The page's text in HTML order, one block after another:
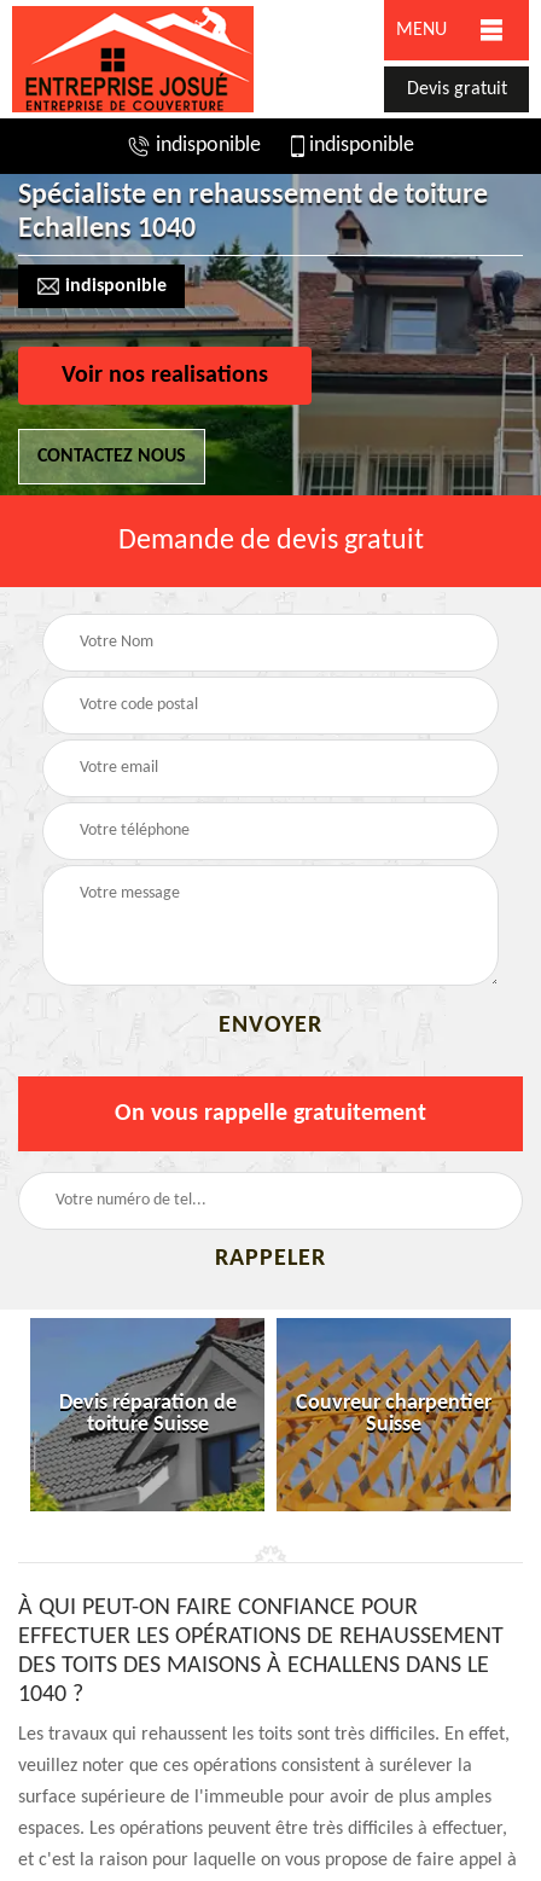
MENU
Devis gratuit
indisponible indisponible
Spécialiste en rehaussement de toiture
Echallens 1040
indisponible
Voir nos realisations
CONTACTEZ NOUS
Demande de devis gratuit
On vous rappelle gratuitement
Devis réparation de
toiture Suisse
Couvreur charpentier
Suisse
À QUI PEUT-ON FAIRE CONFIANCE POUR
EFFECTUER LES OPÉRATIONS DE REHAUSSEMENT
DES TOITS DES MAISONS À ECHALLENS DANS LE
1040 ?
Les travaux qui rehaussent les toits sont très difficiles. En effet,
veuillez noter que ces opérations consistent à surélever la
surface supérieure de l'immeuble pour avoir de plus amples
espaces. Les opérations peuvent être très difficiles à effectuer,
et c'est la raison pour laquelle on vous propose de faire appel à